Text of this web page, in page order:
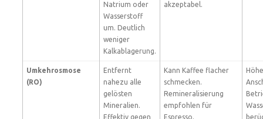
Natrium oder
Wasserstoff
um. Deutlich
weniger
Kalkablagerung.
akzeptabel.
Umkehrosmose
(RO)
Entfernt
nahezu alle
gelösten
Mineralien.
Effektiv gegen
Kann Kaffee flacher
schmecken.
Remineralisierung
empfohlen für
Espresso.